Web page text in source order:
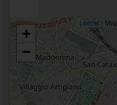
Posizione
+
−
Leaflet |